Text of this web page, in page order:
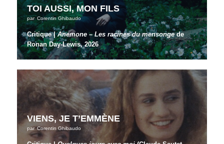
TOI AUSSI, MON FILS
par Corentin Ghibaudo
Critique |Anemone – Les racines du mensongede
Ronan Day-Lewis, 2026
VIENS, JE T’EMMÈNE
par Corentin Ghibaudo